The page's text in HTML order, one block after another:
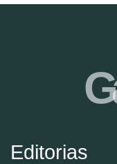
Editorias